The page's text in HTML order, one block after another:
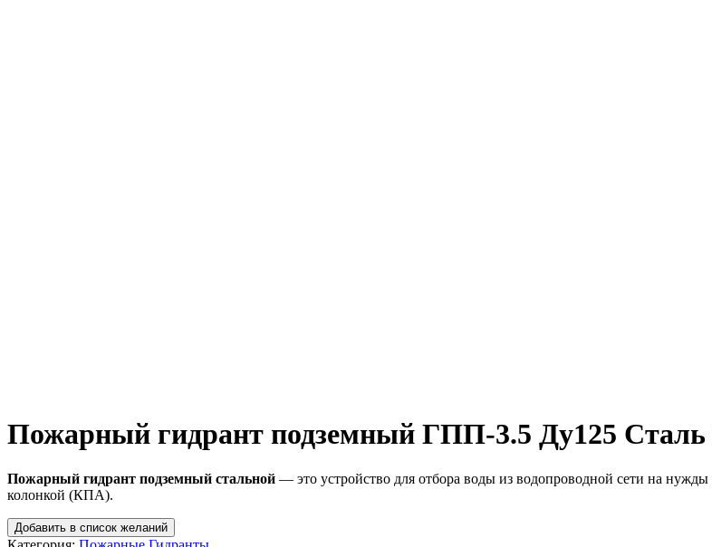
Пожарный гидрант подземный ГПП-3.5 Ду125 Сталь
Пожарный гидрант подземный стальной — это устройство для отбора воды из водопроводной сети на
колонкой (КПА).
Добавить в список желаний